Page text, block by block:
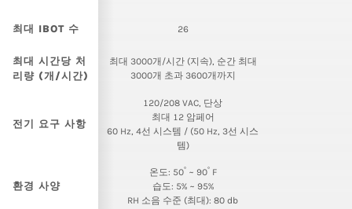
최대 IBOT 수 26
최대 시간당 처
리량 (개/시간)
최대 3000개/시간 (지속), 순간 최대
3000개 초과 3600개까지
전기 요구 사항
120/208 VAC, 단상
최대 12 암페어
60 Hz, 4선 시스템 / (50 Hz, 3선 시스
템)
환경 사양
온도: 50°~ 90°F
습도: 5% ~ 95%
RH 소음 수준 (최대): 80 db